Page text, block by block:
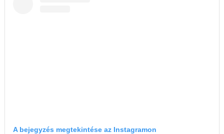
A bejegyzés megtekintése az Instagramon